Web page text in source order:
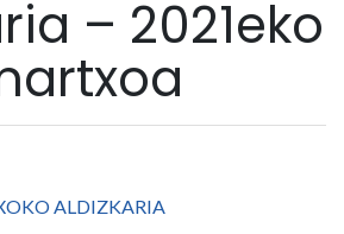
– 2021eko
ALDIZKARIA